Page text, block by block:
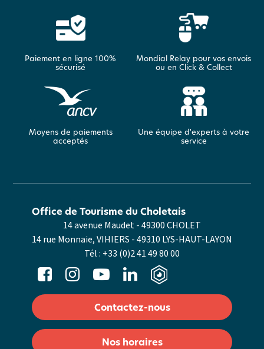
Paiement en ligne 100%
sécurisé
Mondial Relay pour vos envois
ou en Click & Collect
Moyens de paiements
acceptés
Une équipe d'experts à votre
service
14 avenue Maudet - 49300 CHOLET
14 rue Monnaie, VIHIERS - 49310 LYS-HAUT-LAYON
Tél : +33 (0)2 41 49 80 00
Office de Tourisme du Choletais
Contactez-nous
Nos horaires